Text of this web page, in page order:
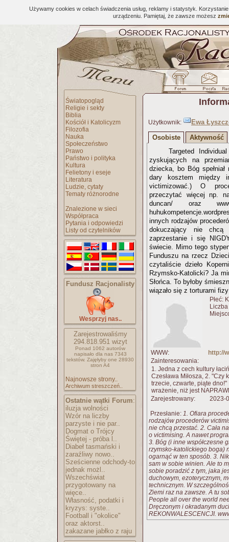
Używamy cookies w celach świadczenia usług, reklamy i statystyk.
urządzeniu. Pamiętaj, że zawsze możesz
Światopogląd
Religie i sekty
Biblia
Kościół i Katolicyzm
Filozofia
Nauka
Społeczeństwo
Prawo
Państwo i polityka
Kultura
Felietony i eseje
Literatura
Ludzie, cytaty
Tematy różnorodne
Znalezione w sieci
Współpraca
Pytania i odpowiedzi
Listy od czytelników
Fundusz Racjonalisty
Wesprzyj nas..
Zarejestrowaliśmy
294.818.951wizyt
Ponad 1062 autorów
napisało dla nas 7343
tekstów. Zajęłyby one 28930
stron A4
Najnowsze strony..
Archiwum streszczeń..
Ostatnie wątki Forum:
iluzja wolności
Wzór na liczby
parzyste i nie par..
Dogmat o Trójcy
Świętej - próba l..
Diabeł tasmański i
zaraźliwy nowo..
Sześcienne odchody-to
jednak możl..
Wszechświat
przygotowany na
więce..
Własność, podatki i
kryzys: syste..
Football i "okolice"
oraz aktorst..
zakazane jabłko z raju
Użytkownik:
Ewa
Osobiste
Aktywność
Targeted
zyskujących na
dziecka, bo Bóg
dary kosztem między
victimizować.) O
przeczytać więcej np.
duncan/ oraz
innych rodzajów
dokuczający nie chcą
zaprzestanie i się
świecie. Mimo tego
Funduszu na rzecz
czytaliście dzieło
Rzymsko-Katolicki? Ja
Słońca. To byłoby
wiązało się z torturami fizy
Płeć:
WWW:
http://
Zainteresowania:
1. Jedna z cech kultury
Czesława Miłosza, 2.
trzecie, czwarte, piąte
wrażenie, niż jest
Zarejestrowany:
2023-
Przesłanie: 1. Ofiara
rodzajów procederów
nie chcą przestać. 2. Cała
o victimising. A nawet
3. Bóg (i inne współczesne
rzymsko-katolickiego boga)
ogarnąć w ten sposób. 3.
sam w sobie winien. Ale to
sobie poradzić z tym, jaka
duchowym, ezoterycznym,
technicznym. W
Ziemi raz na zawsze. A tu
People all over the world
Dręczonym i okradanym
REKONWALESCENCJI.